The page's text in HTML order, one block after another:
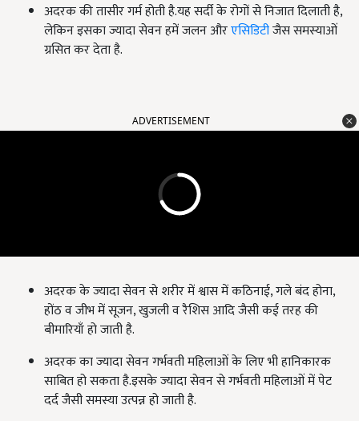
अदरक की तासीर गर्म होती है.यह सर्दी के रोगों से निजात दिलाती है,
लेकिन इसका ज्यादा सेवन हमें जलन औरएसिडिटीजैस समस्याओं
ग्रसित कर देता है.
ADVERTISEMENT
अदरक के ज्यादा सेवन से शरीर में श्वास में कठिनाई, गले बंद होना,
होंठ व जीभ में सूजन, खुजली व रैशिस आदि जैसी कई तरह की
बीमारियाँ हो जाती है.
अदरक का ज्यादा सेवन गर्भवती महिलाओं के लिए भी हानिकारक
साबित हो सकता है.इसके ज्यादा सेवन से गर्भवती महिलाओं में पेट
दर्द जैसी समस्या उत्पन्न हो जाती है.